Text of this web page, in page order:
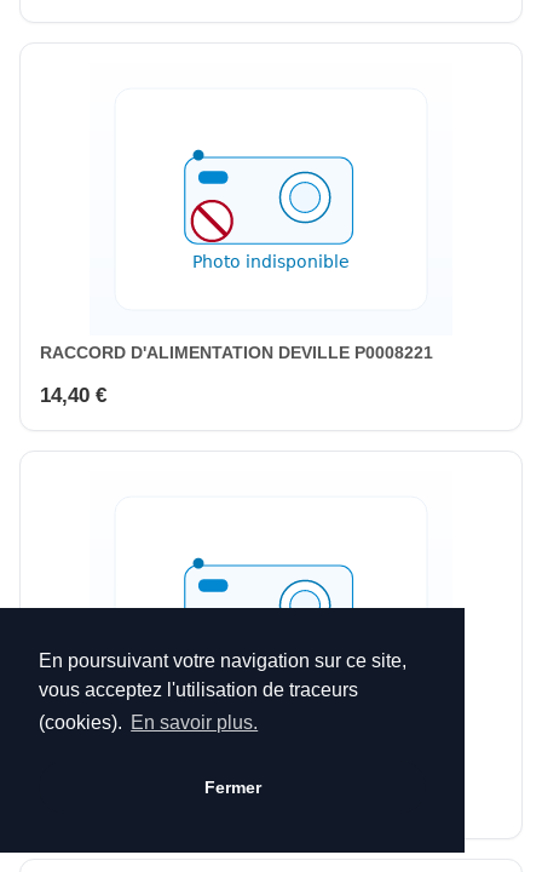
En poursuivant votre navigation sur ce site,
vous acceptez l'utilisation de traceurs
(cookies). En savoir plus.
Fermer
RACCORD D'ALIMENTATION DEVILLE P0008221
14,40 €